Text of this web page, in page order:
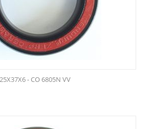
- CO 6805N VV